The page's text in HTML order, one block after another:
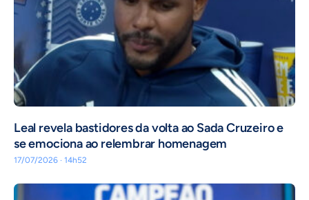
Leal revela bastidores da volta ao Sada Cruzeiro e
se emociona ao relembrar homenagem
17/07/2026 · 14h52